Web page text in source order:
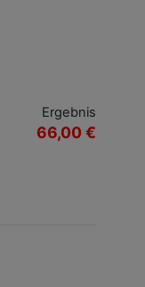
Ergebnis
66,00 €